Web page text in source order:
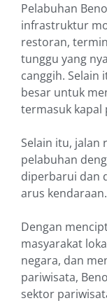
Pelabuhan
infrastruktur
restoran,
tunggu yang
canggih. Selain
besar untuk
termasuk kapal
Selain itu, jalan
pelabuhan
diperbarui dan
arus kendaraan.
Dengan
masyarakat
negara, dan
pariwisata,
sektor